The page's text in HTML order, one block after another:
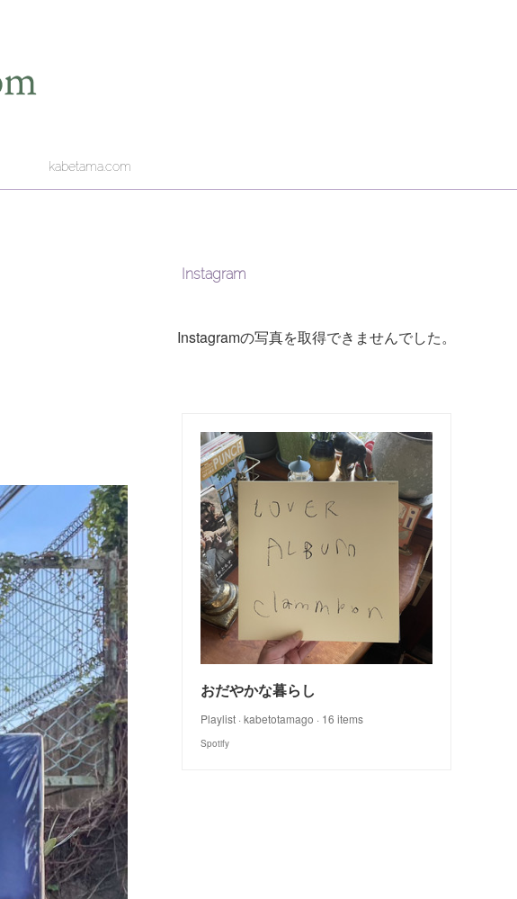
kabetama.com
Instagram
Instagramの写真を取得できませんでした。
おだやかな暮らし
Playlist · kabetotamago · 16 items
Spotify